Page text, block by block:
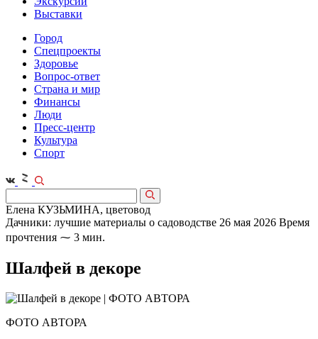
Выставки
Город
Спецпроекты
Здоровье
Вопрос-ответ
Страна и мир
Финансы
Люди
Пресс-центр
Культура
Спорт
Елена КУЗЬМИНА, цветовод
Дачники: лучшие материалы о садоводстве 26 мая 2026 Время
прочтения ⁓ 3 мин.
Шалфей в декоре
ФОТО АВТОРА